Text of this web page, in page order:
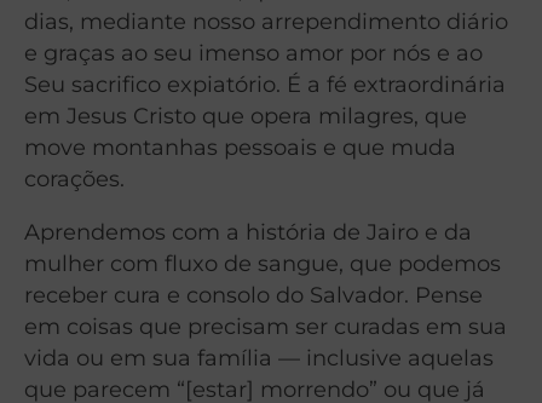
dias, mediante nosso arrependimento diário
e graças ao seu imenso amor por nós e ao
Seu sacrifico expiatório. É a fé extraordinária
em Jesus Cristo que opera milagres, que
move montanhas pessoais e que muda
corações.
Aprendemos com a história de Jairo e da
mulher com fluxo de sangue, que podemos
receber cura e consolo do Salvador. Pense
em coisas que precisam ser curadas em sua
vida ou em sua família — inclusive aquelas
que parecem “[estar] morrendo” ou que já